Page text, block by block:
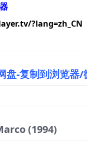
?lang=zh_CN
盘-复制到浏览器
(1994)